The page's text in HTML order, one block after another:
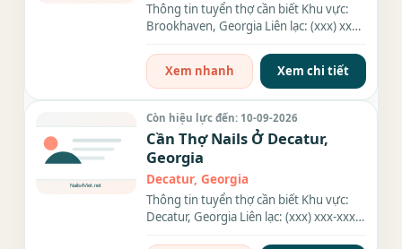
Thông tin tuyển thợ cần biết Khu vực:
Brookhaven, Georgia Liên lạc: (xxx) xxx-
Xem nhanh
Xem chi tiết
Còn hiệu lực đến: 10-09-2026
Cần Thợ Nails Ở Decatur,
Georgia
Decatur, Georgia
Thông tin tuyển thợ cần biết Khu vực:
Decatur, Georgia Liên lạc: (xxx) xxx-xxxx